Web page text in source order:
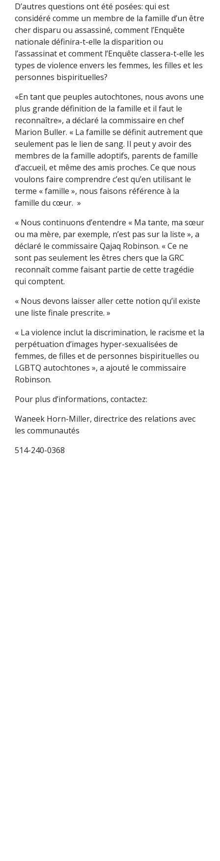
D’autres questions ont été posées: qui est
considéré comme un membre de la famille d’un être
cher disparu ou assassiné, comment l’Enquête
nationale définira-t-elle la disparition ou
l’assassinat et comment l’Enquête classera-t-elle les
types de violence envers les femmes, les filles et les
personnes bispirituelles?
«En tant que peuples autochtones, nous avons une
plus grande définition de la famille et il faut le
reconnaître», a déclaré la commissaire en chef
Marion Buller. « La famille se définit autrement que
seulement pas le lien de sang. Il peut y avoir des
membres de la famille adoptifs, parents de famille
d’accueil, et même des amis proches. Ce que nous
voulons faire comprendre c’est qu’en utilisant le
terme « famille », nous faisons référence à la
famille du cœur. »
« Nous continuons d’entendre « Ma tante, ma sœur
ou ma mère, par exemple, n’est pas sur la liste », a
déclaré le commissaire Qajaq Robinson. « Ce ne
sont pas seulement les êtres chers que la GRC
reconnaît comme faisant partie de cette tragédie
qui comptent.
« Nous devons laisser aller cette notion qu’il existe
une liste finale prescrite. »
« La violence inclut la discrimination, le racisme et la
perpétuation d’images hyper-sexualisées de
femmes, de filles et de personnes bispirituelles ou
LGBTQ autochtones », a ajouté le commissaire
Robinson.
Pour plus d’informations, contactez:
Waneek Horn-Miller, directrice des relations avec
les communautés
514-240-0368